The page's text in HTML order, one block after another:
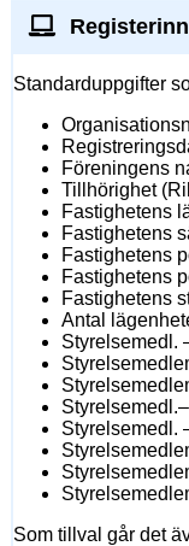
Standarduppgifter
Föreningens
Tillhörighet
Fastighetens
Fastighetens
Fastighetens
Fastighetens
Fastighetens
Antal
Styrelsemedl.
Styrelsemedl.
Som tillval går det